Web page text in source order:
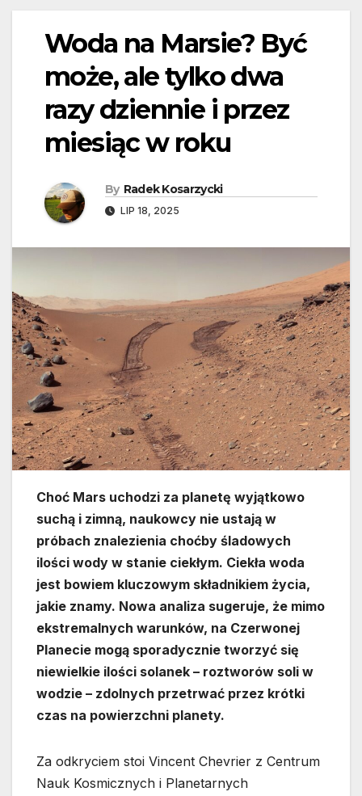
Woda na Marsie? Być
może, ale tylko dwa
razy dziennie i przez
miesiąc w roku
By Radek Kosarzycki
LIP 18, 2025
Choć Mars uchodzi za planetę wyjątkowo
suchą i zimną, naukowcy nie ustają w
próbach znalezienia choćby śladowych
ilości wody w stanie ciekłym. Ciekła woda
jest bowiem kluczowym składnikiem życia,
jakie znamy. Nowa analiza sugeruje, że mimo
ekstremalnych warunków, na Czerwonej
Planecie mogą sporadycznie tworzyć się
niewielkie ilości solanek – roztworów soli w
wodzie – zdolnych przetrwać przez krótki
czas na powierzchni planety.
Za odkryciem stoi Vincent Chevrier z Centrum
Nauk Kosmicznych i Planetarnych